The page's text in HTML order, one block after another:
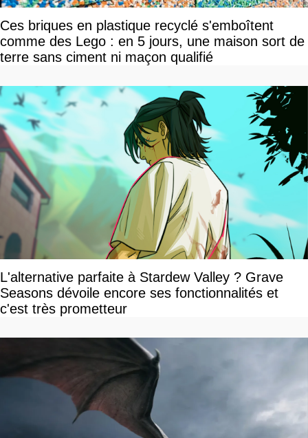
Ces briques en plastique recyclé s'emboîtent
comme des Lego : en 5 jours, une maison sort de
terre sans ciment ni maçon qualifié
L'alternative parfaite à Stardew Valley ? Grave
Seasons dévoile encore ses fonctionnalités et
c'est très prometteur